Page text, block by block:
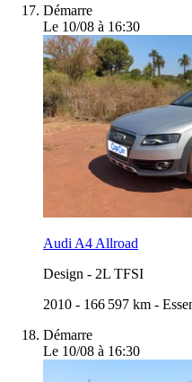
Démarre
Le 10/08 à 16:30
Audi A4 Allroad
Design - 2L TFSI
2010 - 166 597 km -
Démarre
Le 10/08 à 16:30